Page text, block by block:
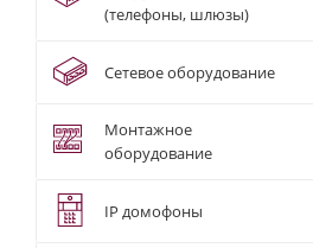
(телефоны, шлюзы)
Сетевое оборудование
Монтажное
оборудование
IP домофоны